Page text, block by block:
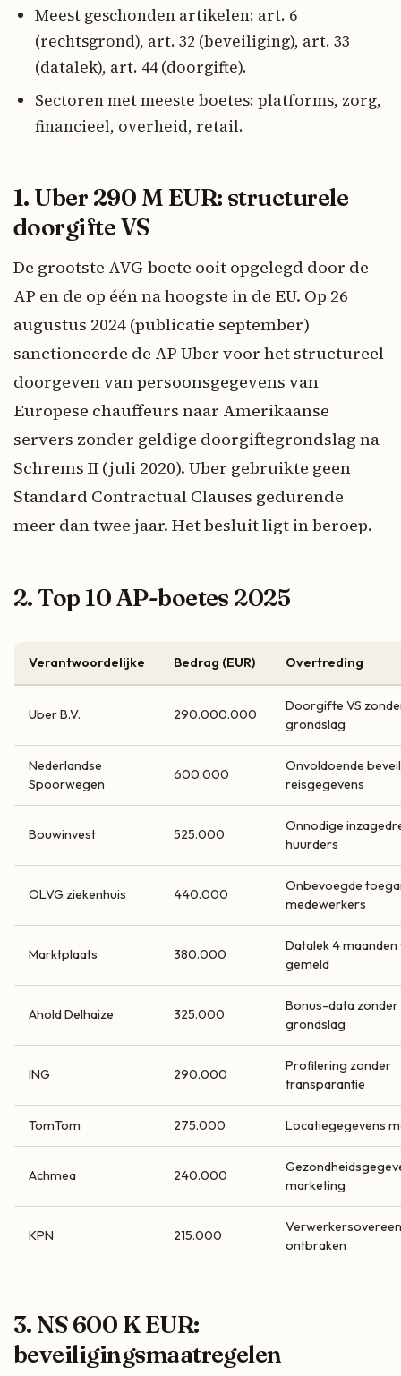
Meest geschonden artikelen: art. 6
(rechtsgrond), art. 32 (beveiliging), art. 33
(datalek), art. 44 (doorgifte).
Sectoren met meeste boetes: platforms, zorg,
financieel, overheid, retail.
1. Uber 290 M EUR: structurele
doorgifte VS
De grootste AVG-boete ooit opgelegd door de
AP en de op één na hoogste in de EU. Op 26
augustus 2024 (publicatie september)
sanctioneerde de AP Uber voor het structureel
doorgeven van persoonsgegevens van
Europese chauffeurs naar Amerikaanse
servers zonder geldige doorgiftegrondslag na
Schrems II (juli 2020). Uber gebruikte geen
Standard Contractual Clauses gedurende
meer dan twee jaar. Het besluit ligt in beroep.
2. Top 10 AP-boetes 2025
Verantwoordelijke Bedrag (EUR) Overtreding
Uber B.V. 290.000.000
Doorgifte VS
grondslag
Nederlandse
Spoorwegen
600.000
Onvoldoende
reisgegevens
Bouwinvest 525.000
Onnodige
huurders
OLVG ziekenhuis 440.000
Onbevoegde
medewerkers
Marktplaats 380.000
Datalek 4 maanden
gemeld
Ahold Delhaize 325.000
Bonus-data zonder
grondslag
ING 290.000
Profilering zonder
transparantie
TomTom 275.000 Locatiegegevens
Achmea 240.000
marketing
KPN 215.000
ontbraken
3. NS 600 K EUR:
beveiligingsmaatregelen